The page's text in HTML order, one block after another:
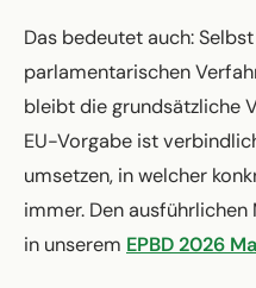
Das bedeutet auch:
parlamentarischen
bleibt die grundsätzliche
EU-Vorgabe ist
umsetzen, in welcher
immer. Den
in unserem EPBD 2026